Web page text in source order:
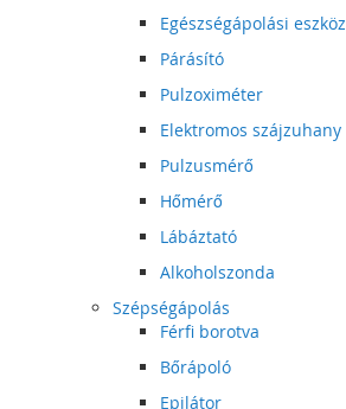
Egészségápolási eszköz
Párásító
Pulzoximéter
Elektromos szájzuhany
Pulzusmérő
Hőmérő
Lábáztató
Alkoholszonda
Szépségápolás
Férfi borotva
Bőrápoló
Epilátor